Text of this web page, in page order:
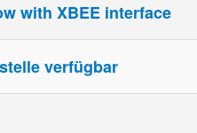
with XBEE interface
verfügbar